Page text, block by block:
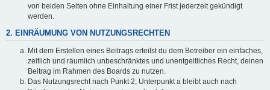
von beiden Seiten ohne Einhaltung einer Frist jederzeit gekündigt
werden.
2. EINRÄUMUNG VON NUTZUNGSRECHTEN
Mit dem Erstellen eines Beitrags erteilst du dem Betreiber ein einfaches,
zeitlich und räumlich unbeschränktes und unentgeltliches Recht, deinen
Beitrag im Rahmen des Boards zu nutzen.
Das Nutzungsrecht nach Punkt 2, Unterpunkt a bleibt auch nach